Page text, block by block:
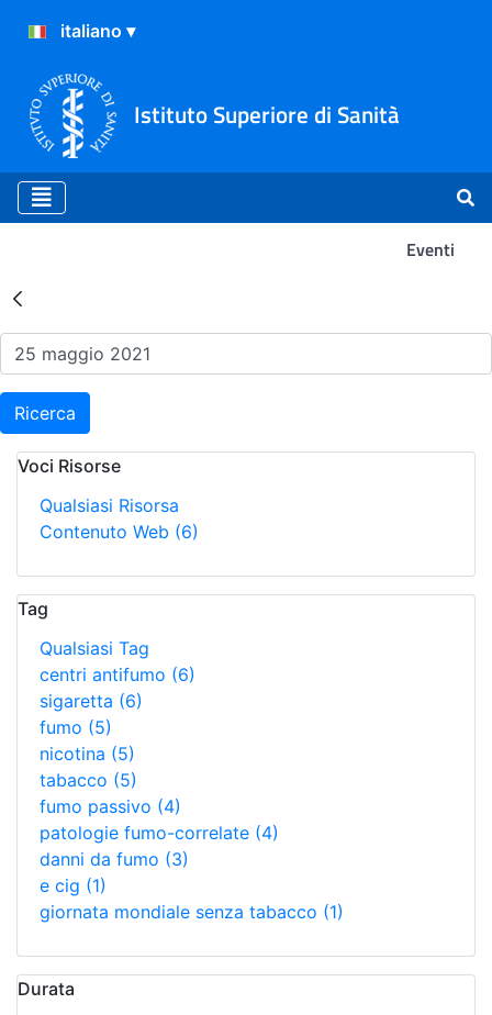
Istituto Superiore di Sanità
Eventi
Risultati della Ricerca -
Ricerca
Voci Risorse
Qualsiasi Risorsa
Contenuto Web (6)
Tag
Qualsiasi Tag
centri antifumo (6)
sigaretta (6)
fumo (5)
nicotina (5)
tabacco (5)
fumo passivo (4)
patologie fumo-correlate (4)
danni da fumo (3)
e cig (1)
giornata mondiale senza tabacco (1)
Durata